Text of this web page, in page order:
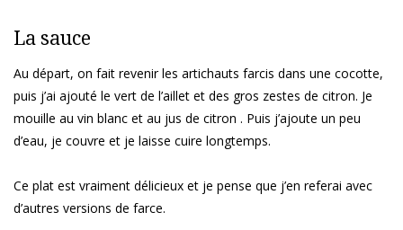
La sauce
Au départ, on fait revenir les artichauts farcis dans une cocotte,
puis j’ai ajouté le vert de l’aillet et des gros zestes de citron. Je
mouille au vin blanc et au jus de citron . Puis j’ajoute un peu
d’eau, je couvre et je laisse cuire longtemps.
Ce plat est vraiment délicieux et je pense que j’en referai avec
d’autres versions de farce.